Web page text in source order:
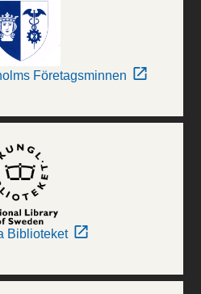
Företagsminnen
Biblioteket